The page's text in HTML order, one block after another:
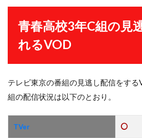
青春高校3年C組の見
れるVOD
テレビ東京の番組の見逃し配信をす
組の配信状況は以下のとおり。
TVer